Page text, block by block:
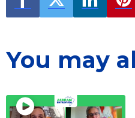
You may